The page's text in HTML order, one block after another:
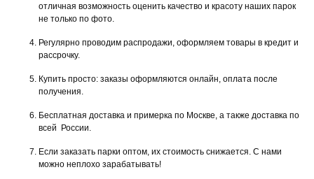
отличная возможность оценить качество и красоту наших парок
не только по фото.
Регулярно проводим распродажи, оформляем товары в кредит и
рассрочку.
Купить просто: заказы оформляются онлайн, оплата после
получения.
Бесплатная доставка и примерка по Москве, а также доставка по
всей России.
Если заказать парки оптом, их стоимость снижается. С нами
можно неплохо зарабатывать!